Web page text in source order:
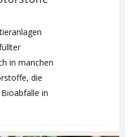
in manchen
die
in